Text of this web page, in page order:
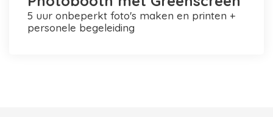
5 uur onbeperkt foto's maken en printen +
personele begeleiding